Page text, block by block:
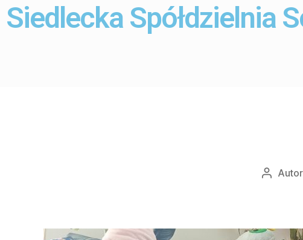
Siedlecka Spółdzielnia